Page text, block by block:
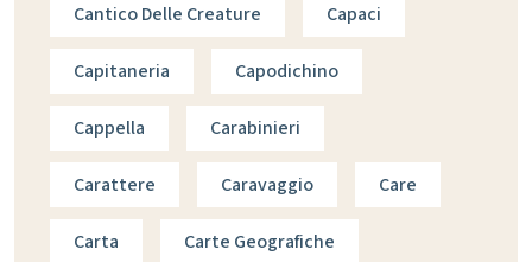
Cantico Delle Creature Capaci
Capitaneria Capodichino
Cappella Carabinieri
Carattere Caravaggio Care
Carta Carte Geografiche